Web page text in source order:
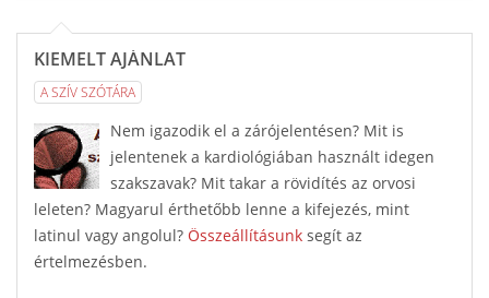
KIEMELT AJÁNLAT
A SZÍV SZÓTÁRA
Nem igazodik el a zárójelentésen? Mit is
jelentenek a kardiológiában használt idegen
szakszavak? Mit takar a rövidítés az orvosi
leleten? Magyarul érthetőbb lenne a kifejezés, mint
latinul vagy angolul? Összeállításunk segít az
értelmezésben.